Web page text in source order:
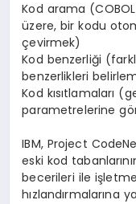
Kod arama
üzere, bir kodu
çevirmek)
Kod benzerliği
benzerlikleri
Kod kısıtlamaları
parametrelerine
IBM, Project
eski kod
becerileri ile
hızlandırmalarına